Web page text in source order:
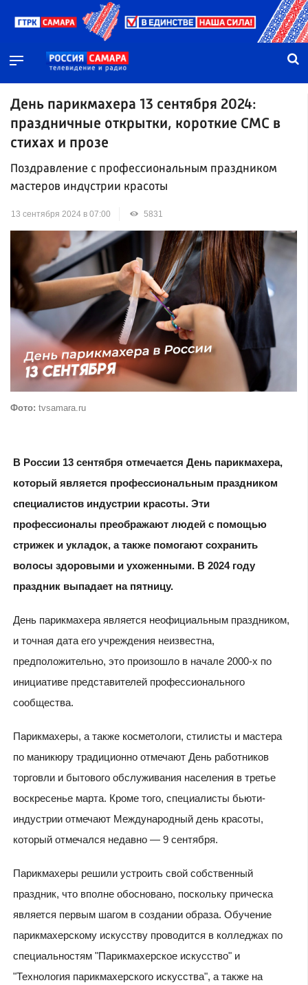
День парикмахера 13 сентября 2024:
праздничные открытки, короткие СМС в
стихах и прозе
Поздравление с профессиональным праздником
мастеров индустрии красоты
13 сентября 2024 в 07:00 5831
Фото: tvsamara.ru
В России 13 сентября отмечается День парикмахера,
который является профессиональным праздником
специалистов индустрии красоты. Эти
профессионалы преображают людей с помощью
стрижек и укладок, а также помогают сохранить
волосы здоровыми и ухоженными. В 2024 году
праздник выпадает на пятницу.
День парикмахера является неофициальным праздником,
и точная дата его учреждения неизвестна,
предположительно, это произошло в начале 2000-х по
инициативе представителей профессионального
сообщества.
Парикмахеры, а также косметологи, стилисты и мастера
по маникюру традиционно отмечают День работников
торговли и бытового обслуживания населения в третье
воскресенье марта. Кроме того, специалисты бьюти-
индустрии отмечают Международный день красоты,
который отмечался недавно — 9 сентября.
Парикмахеры решили устроить свой собственный
праздник, что вполне обосновано, поскольку прическа
является первым шагом в создании образа. Обучение
парикмахерскому искусству проводится в колледжах по
специальностям "Парикмахерское искусство" и
"Технология парикмахерского искусства", а также на